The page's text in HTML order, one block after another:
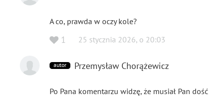
A co, prawda w oczy kole?
1 25 stycznia 2026, o 20:03
autor Przemysław Chorążewicz
Po Pana komentarzu widzę, że musiał Pan dość